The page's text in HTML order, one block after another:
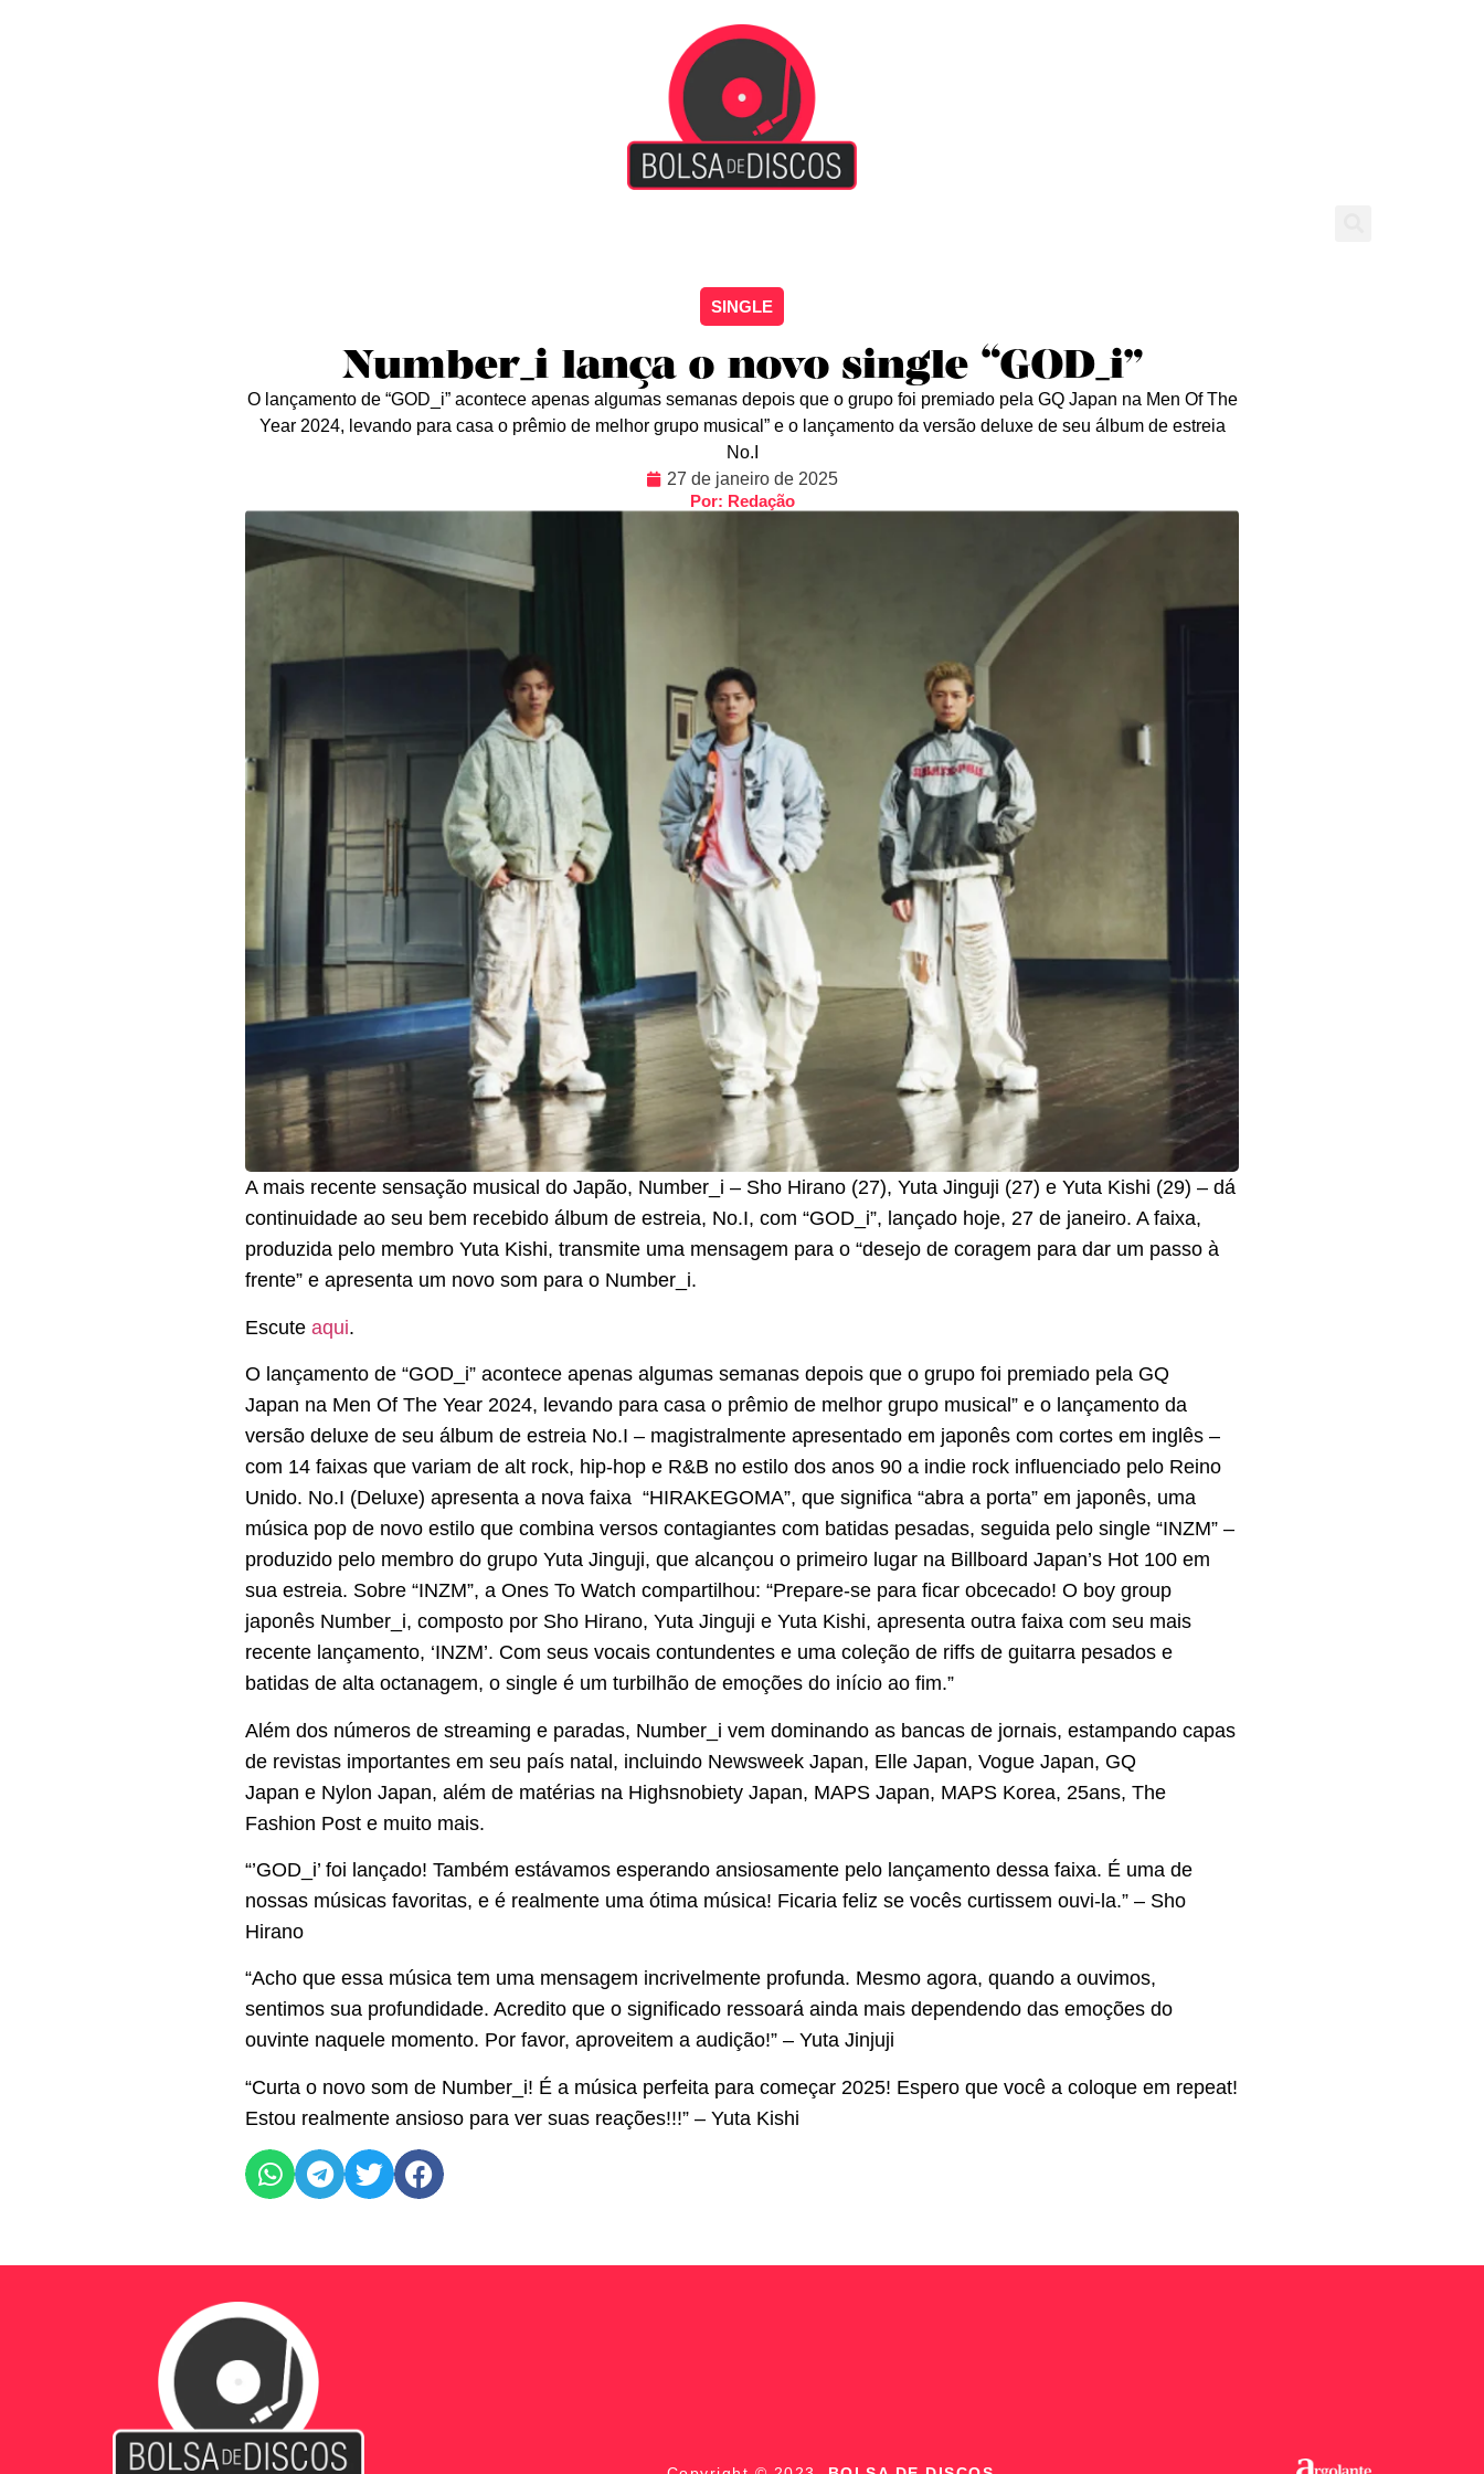
SINGLE
Number_i lança o novo single “GOD_i”
O lançamento de “GOD_i” acontece apenas algumas semanas depois que o grupo foi premiado pela GQ Japan na Men Of The
Year 2024, levando para casa o prêmio de melhor grupo musical” e o lançamento da versão deluxe de seu álbum de estreia
No.I
27 de janeiro de 2025
Por: Redação
A mais recente sensação musical do Japão, Number_i – Sho Hirano (27), Yuta Jinguji (27) e Yuta Kishi (29) – dá
continuidade ao seu bem recebido álbum de estreia, No.I, com “GOD_i”, lançado hoje, 27 de janeiro. A faixa,
produzida pelo membro Yuta Kishi, transmite uma mensagem para o “desejo de coragem para dar um passo à
frente” e apresenta um novo som para o Number_i.
Escute aqui.
O lançamento de “GOD_i” acontece apenas algumas semanas depois que o grupo foi premiado pela GQ
Japan na Men Of The Year 2024, levando para casa o prêmio de melhor grupo musical” e o lançamento da
versão deluxe de seu álbum de estreia No.I – magistralmente apresentado em japonês com cortes em inglês –
com 14 faixas que variam de alt rock, hip-hop e R&B no estilo dos anos 90 a indie rock influenciado pelo Reino
Unido. No.I (Deluxe) apresenta a nova faixa “HIRAKEGOMA”, que significa “abra a porta” em japonês, uma
música pop de novo estilo que combina versos contagiantes com batidas pesadas, seguida pelo single “INZM” –
produzido pelo membro do grupo Yuta Jinguji, que alcançou o primeiro lugar na Billboard Japan’s Hot 100 em
sua estreia. Sobre “INZM”, a Ones To Watch compartilhou: “Prepare-se para ficar obcecado! O boy group
japonês Number_i, composto por Sho Hirano, Yuta Jinguji e Yuta Kishi, apresenta outra faixa com seu mais
recente lançamento, ‘INZM’. Com seus vocais contundentes e uma coleção de riffs de guitarra pesados e
batidas de alta octanagem, o single é um turbilhão de emoções do início ao fim.”
Além dos números de streaming e paradas, Number_i vem dominando as bancas de jornais, estampando capas
de revistas importantes em seu país natal, incluindo Newsweek Japan, Elle Japan, Vogue Japan, GQ
Japan e Nylon Japan, além de matérias na Highsnobiety Japan, MAPS Japan, MAPS Korea, 25ans, The
Fashion Post e muito mais.
“’GOD_i’ foi lançado! Também estávamos esperando ansiosamente pelo lançamento dessa faixa. É uma de
nossas músicas favoritas, e é realmente uma ótima música! Ficaria feliz se vocês curtissem ouvi-la.” – Sho
Hirano
“Acho que essa música tem uma mensagem incrivelmente profunda. Mesmo agora, quando a ouvimos,
sentimos sua profundidade. Acredito que o significado ressoará ainda mais dependendo das emoções do
ouvinte naquele momento. Por favor, aproveitem a audição!” – Yuta Jinjuji
“Curta o novo som de Number_i! É a música perfeita para começar 2025! Espero que você a coloque em repeat!
Estou realmente ansioso para ver suas reações!!!” – Yuta Kishi